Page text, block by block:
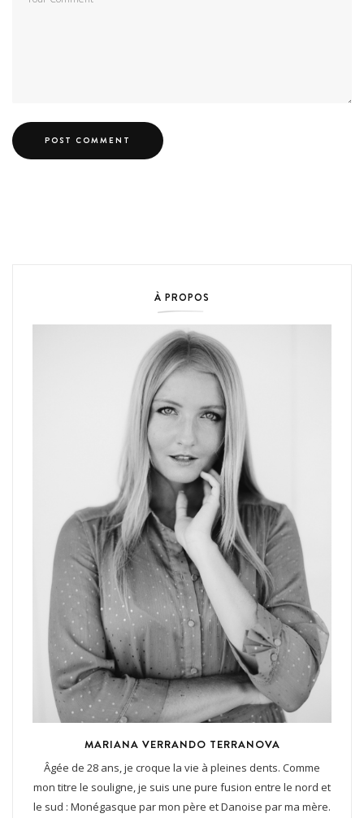
À PROPOS
MARIANA VERRANDO TERRANOVA
Âgée de 28 ans, je croque la vie à pleines dents. Comme
mon titre le souligne, je suis une pure fusion entre le nord et
le sud : Monégasque par mon père et Danoise par ma mère.